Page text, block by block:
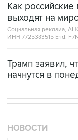
Как российские
выходят на
Социальная реклама,
ИНН 7725383515 Erid:
Трамп заявил,
начнутся в
НОВОСТИ